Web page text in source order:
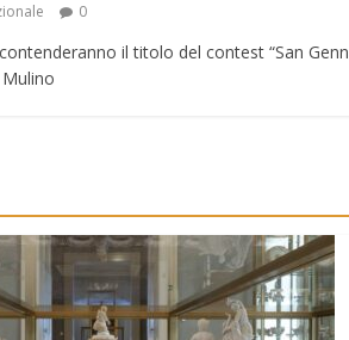
0
il titolo del contest “San